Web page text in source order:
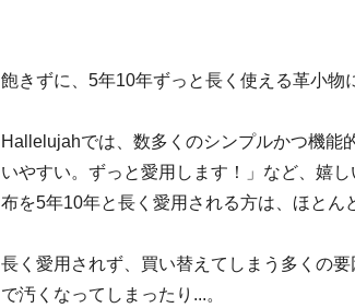
飽きずに、5年10年ずっと長く使える革小物
Hallelujahでは、数多くのシンプルかつ機能
いやすい。ずっと愛用します！」など、嬉
布を5年10年と長く愛用される方は、ほとん
長く愛用されず、買い替えてしまう多くの
で汚くなってしまったり...。